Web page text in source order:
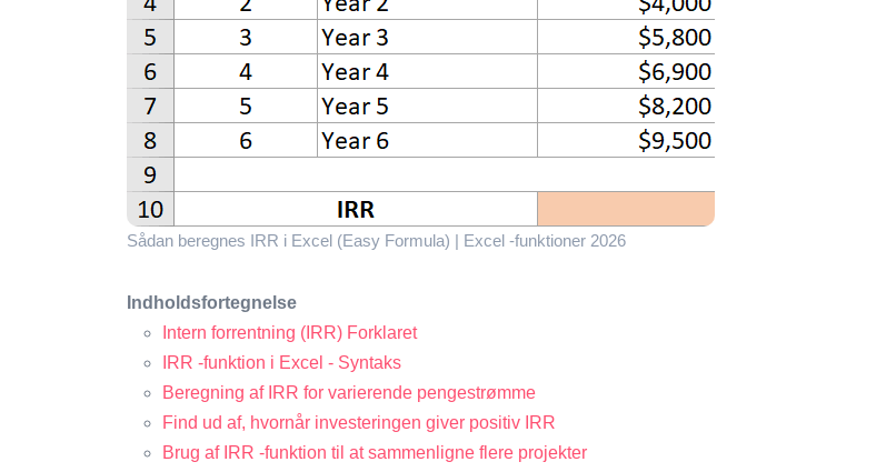
Sådan beregnes IRR i Excel (Easy Formula) | Excel -funktioner 2026
Indholdsfortegnelse
Intern forrentning (IRR) Forklaret
IRR -funktion i Excel - Syntaks
Beregning af IRR for varierende pengestrømme
Find ud af, hvornår investeringen giver positiv IRR
Brug af IRR -funktion til at sammenligne flere projekter